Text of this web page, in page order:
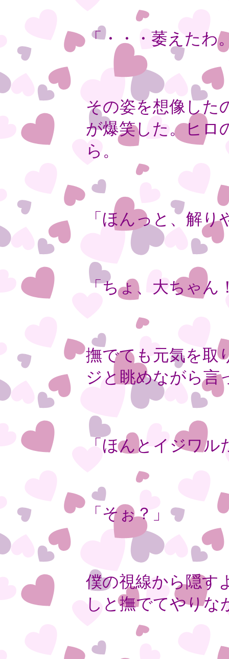
「・・・萎えたわ
その姿を想像した
が爆笑した。ヒロ
ら。
「ほんっと、解
「ちょ、大ちゃん
撫でても元気を取
ジと眺めながら言
「ほんとイジワ
「そぉ？」
僕の視線から隠す
しと撫でてやりな